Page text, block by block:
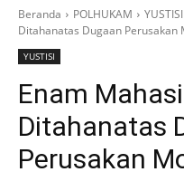
Beranda POLHUKAM YUSTISI
Ditahanatas Dugaan Perusakan
YUSTISI
Enam
Ditahanatas
Perusakan